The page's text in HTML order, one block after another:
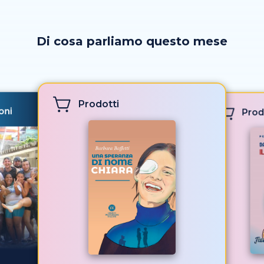
Di cosa parliamo questo mese
Prodotti